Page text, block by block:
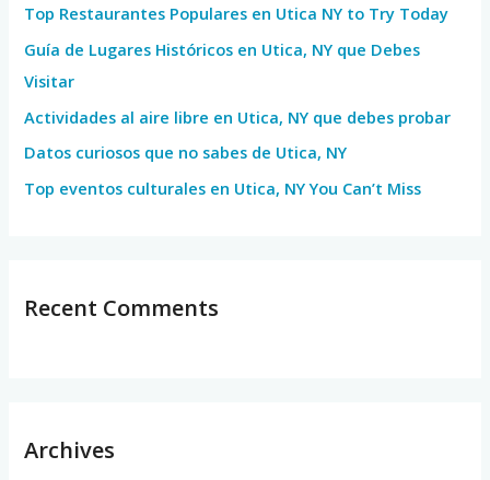
f
o
r
:
Top Restaurantes Populares en Utica NY to Try Today
Guía de Lugares Históricos en Utica, NY que Debes
Visitar
Actividades al aire libre en Utica, NY que debes probar
Datos curiosos que no sabes de Utica, NY
Top eventos culturales en Utica, NY You Can’t Miss
Recent Comments
Archives